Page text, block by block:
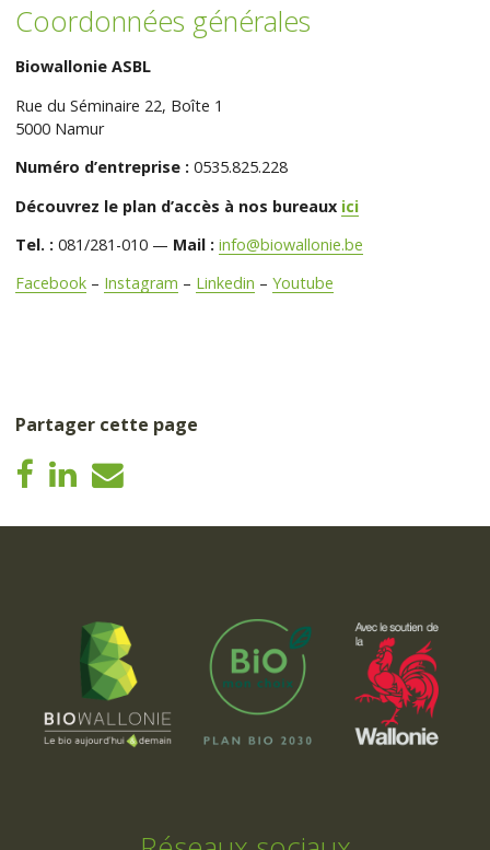
Coordonnées générales
Biowallonie ASBL
Rue du Séminaire 22, Boîte 1
5000 Namur
Numéro d’entreprise : 0535.825.228
Découvrez le plan d’accès à nos bureaux ici
Tel. : 081/281-010 — Mail : info@biowallonie.be
Facebook – Instagram – Linkedin –Youtube
Partager cette page